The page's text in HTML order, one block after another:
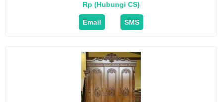
Rp (Hubungi CS)
Email SMS